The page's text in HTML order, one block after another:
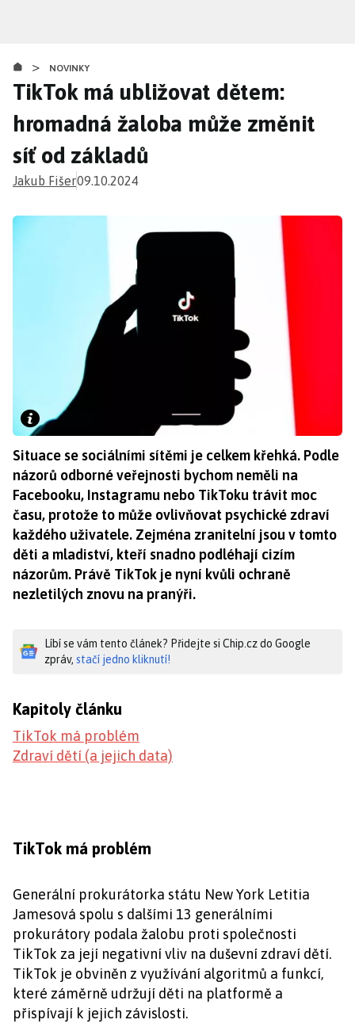
obsahu
> NOVINKY
TikTok má ubližovat dětem:
hromadná žaloba může změnit
síť od základů
Jakub Fišer09.10.2024
Situace se sociálními sítěmi je celkem křehká. Podle
názorů odborné veřejnosti bychom neměli na
Facebooku, Instagramu nebo TikToku trávit moc
času, protože to může ovlivňovat psychické zdraví
každého uživatele. Zejména zranitelní jsou v tomto
děti a mladiství, kteří snadno podléhají cizím
názorům. Právě TikTok je nyní kvůli ochraně
nezletilých znovu na pranýři.
Líbí se vám tento článek? Přidejte si Chip.cz do Google
zpráv, stačí jedno kliknutí!
Kapitoly článku
TikTok má problém
Zdraví dětí (a jejich data)
TikTok má problém
Generální prokurátorka státu New York Letitia
Jamesová spolu s dalšími 13 generálními
prokurátory podala žalobu proti společnosti
TikTok za její negativní vliv na duševní zdraví dětí.
TikTok je obviněn z využívání algoritmů a funkcí,
které záměrně udržují děti na platformě a
přispívají k jejich závislosti.